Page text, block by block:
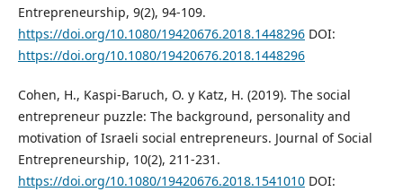
Entrepreneurship, 9(2), 94-109.
https://doi.org/10.1080/19420676.2018.1448296DOI:
https://doi.org/10.1080/19420676.2018.1448296
Cohen, H., Kaspi-Baruch, O. y Katz, H. (2019). The social
entrepreneur puzzle: The background, personality and
motivation of Israeli social entrepreneurs. Journal of Social
Entrepreneurship, 10(2), 211-231.
https://doi.org/10.1080/19420676.2018.1541010DOI: